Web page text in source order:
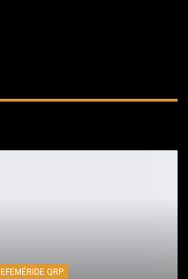
EFEMÉRIDE QRP